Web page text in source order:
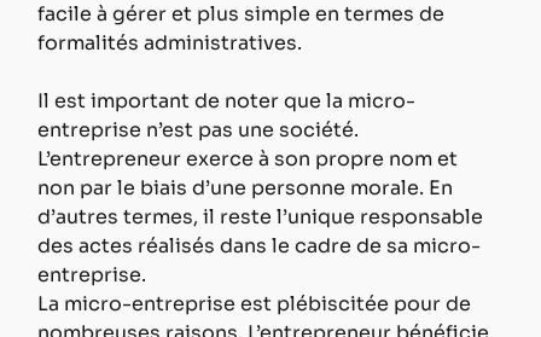
facile à gérer et plus simple en termes de
formalités administratives.
Il est important de noter que la micro-
entreprise n’est pas une société.
L’entrepreneur exerce à son propre nom et
non par le biais d’une personne morale. En
d’autres termes, il reste l’unique responsable
des actes réalisés dans le cadre de sa micro-
entreprise.
La micro-entreprise est plébiscitée pour de